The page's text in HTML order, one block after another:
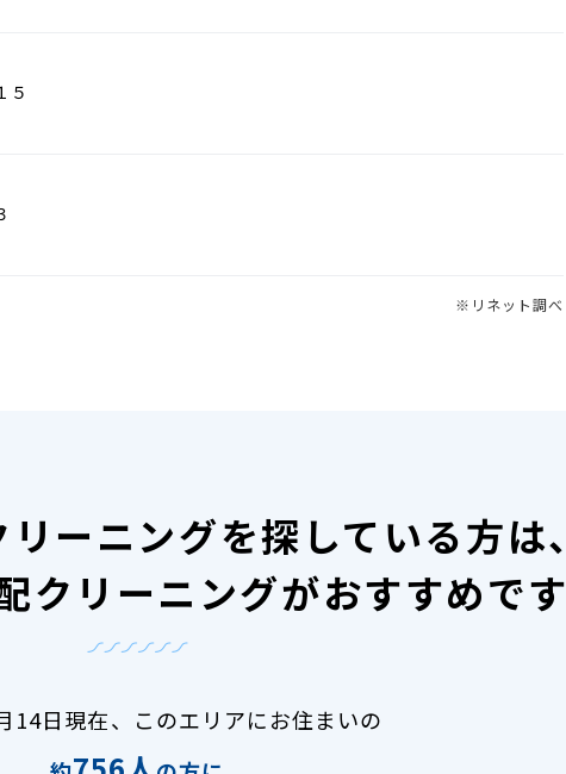
５
※リネット調べ
リーニングを探している方は、
クリーニングがおすすめです
日現在、
このエリアにお住まいの